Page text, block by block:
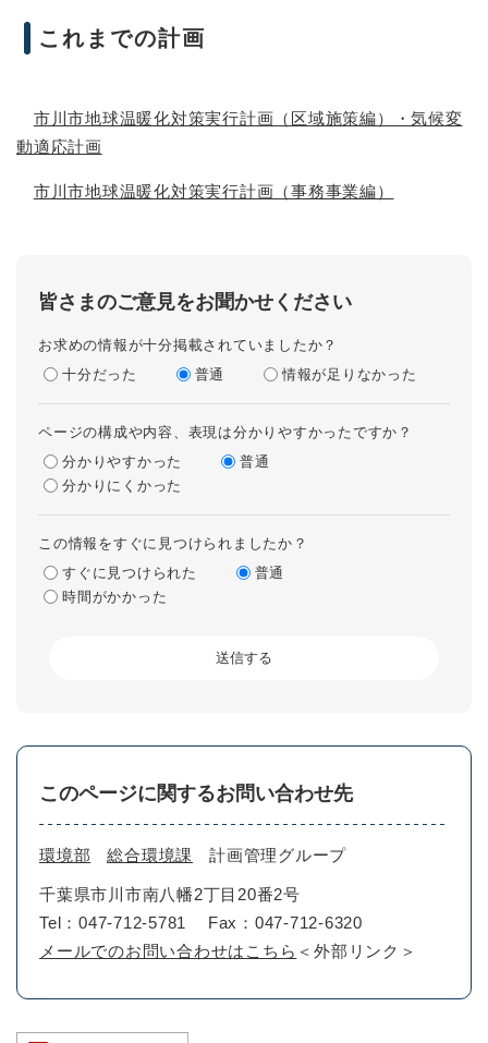
これまでの計画
市川市地球温暖化対策実行計画（区域施策編）・気候変
動適応計画
市川市地球温暖化対策実行計画（事務事業編）
皆さまのご意見をお聞かせください
お求めの情報が十分掲載されていましたか？
十分だった
普通 情報が足りなかった
ページの構成や内容、表現は分かりやすかったですか？
分かりやすかった
普通
分かりにくかった
この情報をすぐに見つけられましたか？
すぐに見つけられた
普通
時間がかかった
このページに関するお問い合わせ先
環境部 総合環境課 計画管理グループ
千葉県市川市南八幡2丁目20番2号
Tel：047-712-5781
Fax：047-712-6320
メールでのお問い合わせはこちら ＜外部リンク＞